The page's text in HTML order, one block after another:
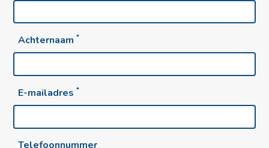
Achternaam *
E-mailadres*
Telefoonnummer